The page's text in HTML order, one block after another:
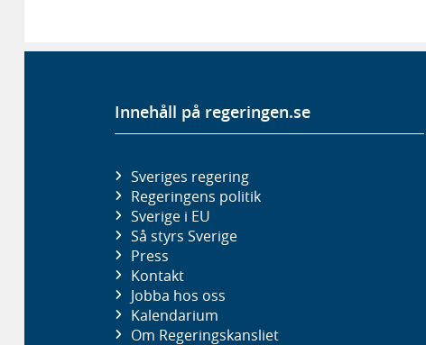
Innehåll på regeringen.se
Sveriges regering
Regeringens politik
Sverige i EU
Så styrs Sverige
Press
Kontakt
Jobba hos oss
Kalendarium
Om Regeringskansliet